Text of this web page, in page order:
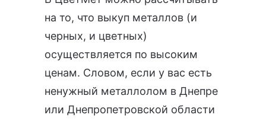
на то, что выкуп металлов (и
черных, и цветных)
осуществляется по высоким
ценам. Словом, если у вас есть
ненужный металлолом в Днепре
или Днепропетровской области